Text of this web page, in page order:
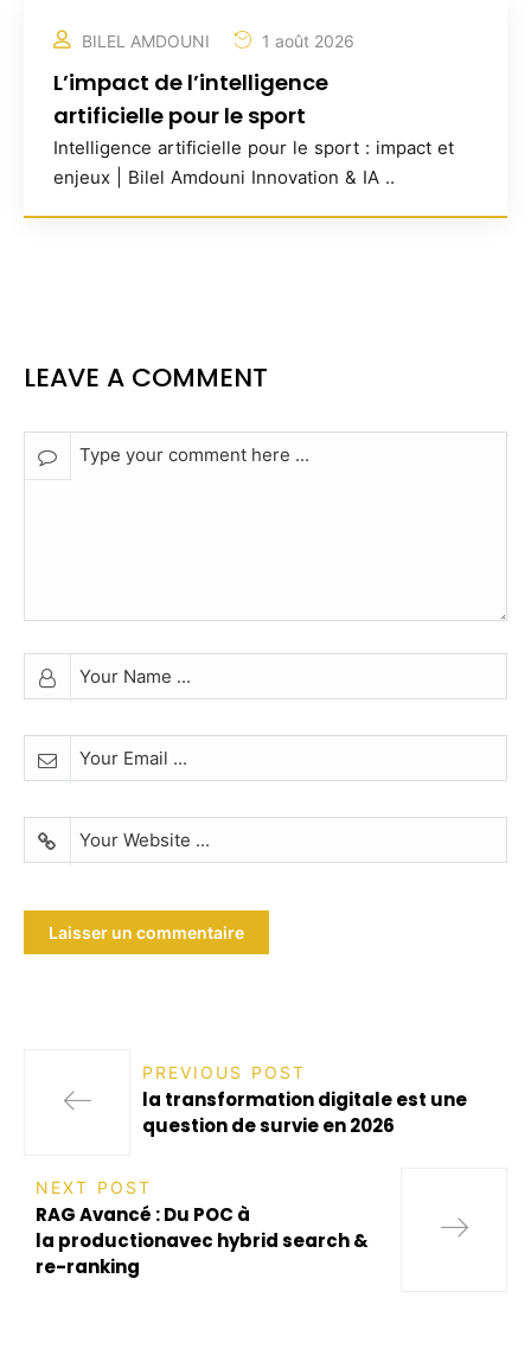
BILEL AMDOUNI 1 août 2026
L’impact de l’intelligence
artificielle pour le sport
Intelligence artificielle pour le sport : impact et
enjeux | Bilel Amdouni Innovation & IA ..
LEAVE A COMMENT
PREVIOUS POST
la transformation digitale est une
question de survie en 2026
NEXT POST
RAG Avancé : Du POC à
la productionavec hybrid search &
re-ranking